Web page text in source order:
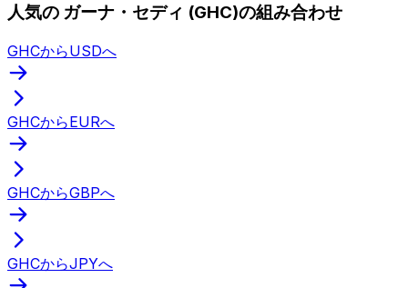
人気の ガーナ・セディ (GHC)の組み合わせ
GHCからUSDへ
GHCからEURへ
GHCからGBPへ
GHCからJPYへ